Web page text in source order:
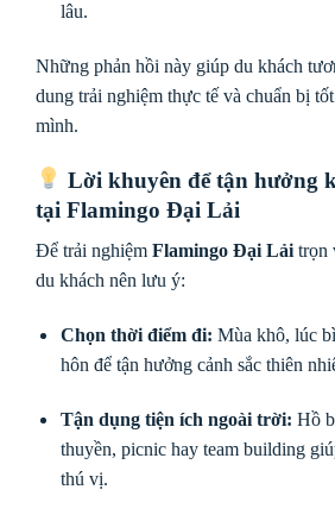
lâu.
Những phản hồi này giúp du khách
dung trải nghiệm thực tế và chuẩn bị
mình.
Lời khuyên để tận hưởng
tại Flamingo Đại Lải
Để trải nghiệm Flamingo Đại Lải trọn
du khách nên lưu ý:
Chọn thời điểm đi: Mùa khô, lúc
hôn để tận hưởng cảnh sắc thiên
Tận dụng tiện ích ngoài trời: Hồ
thuyền, picnic hay team building
thú vị.